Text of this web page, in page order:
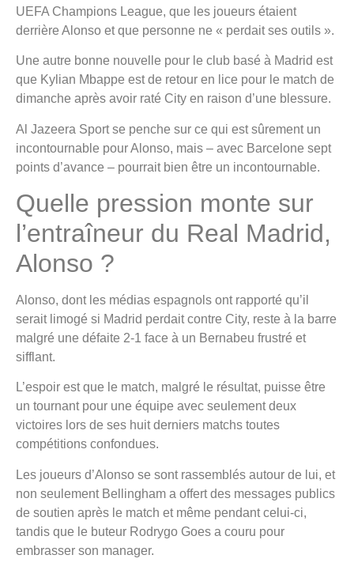
UEFA Champions League, que les joueurs étaient
derrière Alonso et que personne ne « perdait ses outils ».
Une autre bonne nouvelle pour le club basé à Madrid est
que Kylian Mbappe est de retour en lice pour le match de
dimanche après avoir raté City en raison d’une blessure.
Al Jazeera Sport se penche sur ce qui est sûrement un
incontournable pour Alonso, mais – avec Barcelone sept
points d’avance – pourrait bien être un incontournable.
Quelle pression monte sur
l’entraîneur du Real Madrid,
Alonso ?
Alonso, dont les médias espagnols ont rapporté qu’il
serait limogé si Madrid perdait contre City, reste à la barre
malgré une défaite 2-1 face à un Bernabeu frustré et
sifflant.
L’espoir est que le match, malgré le résultat, puisse être
un tournant pour une équipe avec seulement deux
victoires lors de ses huit derniers matchs toutes
compétitions confondues.
Les joueurs d’Alonso se sont rassemblés autour de lui, et
non seulement Bellingham a offert des messages publics
de soutien après le match et même pendant celui-ci,
tandis que le buteur Rodrygo Goes a couru pour
embrasser son manager.